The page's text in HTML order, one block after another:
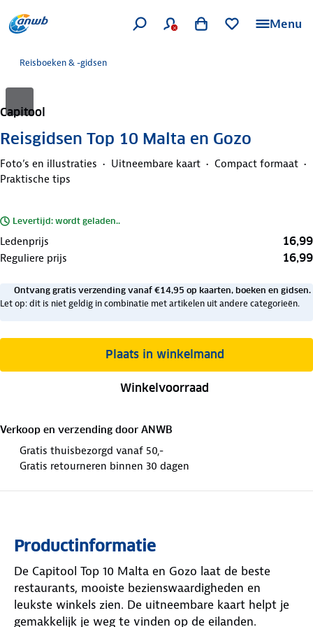
Menu
Reisboeken & -gidsen
Capitool
Reisgidsen Top 10 Malta en Gozo
Foto’s en illustraties Uitneembare kaart
Compact formaat
Praktische tips
Levertijd: wordt geladen..
Ledenprijs 16,99
Reguliere prijs 16,99
Ontvang gratis verzending vanaf €14,95 op kaarten, boeken en gidsen.
Let op: dit is niet geldig in combinatie met artikelen uit andere categorieën.
Plaats in winkelmand
Winkelvoorraad
Verkoop en verzending door ANWB
Gratis thuisbezorgd vanaf 50,-
Gratis retourneren binnen 30 dagen
Productinformatie
De Capitool Top 10 Malta en Gozo laat de beste
restaurants, mooiste bezienswaardigheden en
leukste winkels zien. De uitneembare kaart helpt je
gemakkelijk je weg te vinden op de eilanden.